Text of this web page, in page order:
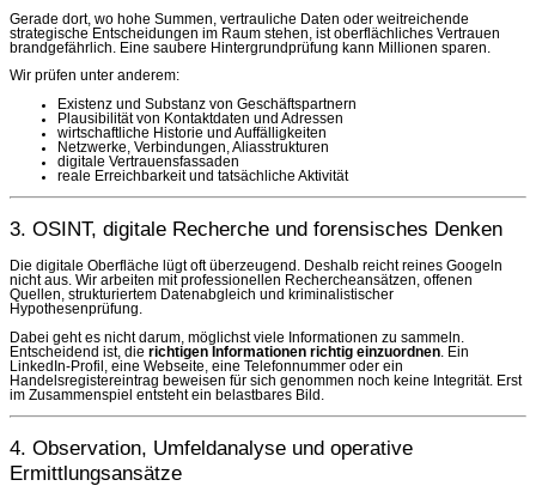
Gerade dort, wo hohe Summen, vertrauliche Daten oder weitreichende
strategische Entscheidungen im Raum stehen, ist oberflächliches Vertrauen
brandgefährlich. Eine saubere Hintergrundprüfung kann Millionen sparen.
Wir prüfen unter anderem:
Existenz und Substanz von Geschäftspartnern
Plausibilität von Kontaktdaten und Adressen
wirtschaftliche Historie und Auffälligkeiten
Netzwerke, Verbindungen, Aliasstrukturen
digitale Vertrauensfassaden
reale Erreichbarkeit und tatsächliche Aktivität
3. OSINT, digitale Recherche und forensisches Denken
Die digitale Oberfläche lügt oft überzeugend. Deshalb reicht reines Googeln
nicht aus. Wir arbeiten mit professionellen Rechercheansätzen, offenen
Quellen, strukturiertem Datenabgleich und kriminalistischer
Hypothesenprüfung.
Dabei geht es nicht darum, möglichst viele Informationen zu sammeln.
Entscheidend ist, die richtigen Informationen richtig einzuordnen . Ein
LinkedIn-Profil, eine Webseite, eine Telefonnummer oder ein
Handelsregistereintrag beweisen für sich genommen noch keine Integrität. Erst
im Zusammenspiel entsteht ein belastbares Bild.
4. Observation, Umfeldanalyse und operative
Ermittlungsansätze